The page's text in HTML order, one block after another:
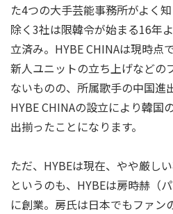
た4つの大手芸能事務所がよく
除く3社は限韓令が始まる16年
立済み。HYBE CHINAは現時点
新人ユニットの立ち上げなどの
ないものの、所属歌手の中国進
HYBE CHINAの設立により韓国
出揃ったことになります。
ただ、HYBEは現在、やや厳し
というのも、HYBEは房時赫（
に創業。房氏は日本でもファン